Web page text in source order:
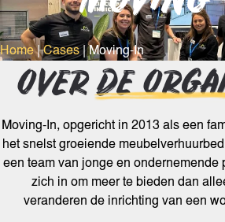
Home|Cases|Moving-In
OVER DE
Moving-In, opgericht in 2013 als een
het snelst groeiende
een team van jonge en ondernemende
zich in om meer te bieden dan
veranderen de inrichting van een